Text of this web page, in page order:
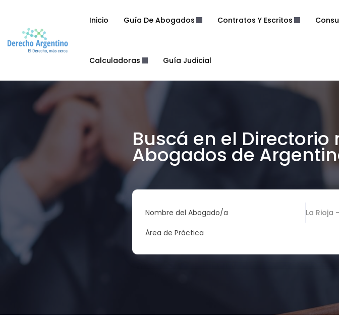
Inicio Guía De Abogados Contratos Y Escritos
Calculadoras Guía Judicial
Buscá en el
Abogados de
Nombre del Abogado/a
La Rioja
Área de Práctica